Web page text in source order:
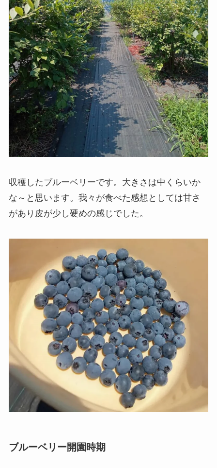
収穫したブルーベリーです。大きさは中くらいか
な～と思います。我々が食べた感想としては甘さ
があり皮が少し硬めの感じでした。
ブルーベリー開園時期